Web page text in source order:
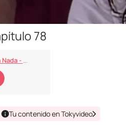
78
Soñar No Cuesta Nada - Capítulos Completos
Tu contenido en Tokyvideo